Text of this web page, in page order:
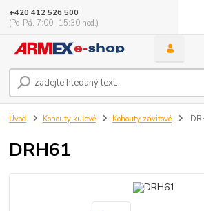
+420 412 526 500
(Po-Pá, 7:00 -15:30 hod.)
Úvod Kohouty kulové Kohouty závitové
DRH61